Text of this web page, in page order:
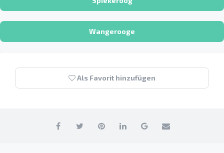
Wangerooge
Als Favorit hinzufügen